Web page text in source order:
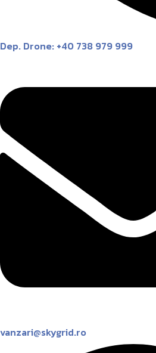
Dep. Drone: +40 738 979 999
vanzari@skygrid.ro